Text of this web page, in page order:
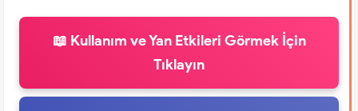
📖 Kullanım ve Yan Etkileri Görmek İçin
Tıklayın